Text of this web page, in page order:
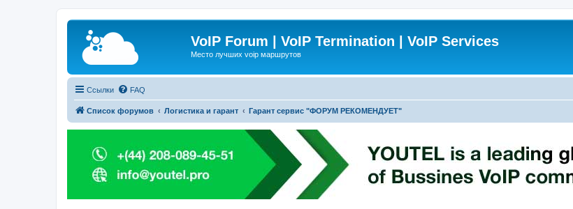
VoIP Forum | VoIP Termination | VoIP Services
Место лучших voip маршрутов
Ссылки FAQ
Список форумов Логистика и гарант Гарант сервис "ФОРУМ РЕКОМЕНДУЕТ"